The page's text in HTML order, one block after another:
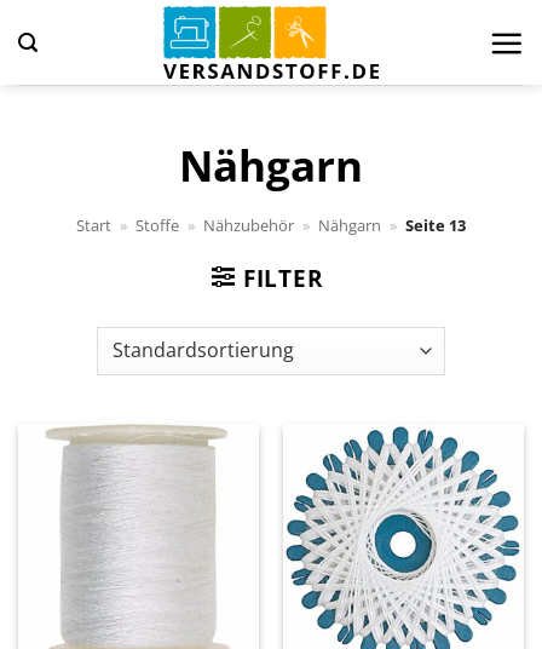
Inhalt
springen
Nähgarn
Start » Stoffe » Nähzubehör » Nähgarn » Seite 13
FILTER